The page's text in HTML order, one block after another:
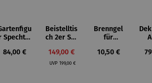
Specht -
Bhire
Regulärer Preis:
84,00 €
Beistelltis
ch 2er Set
Verkaufspreis:
149,00 €
UVP Regulärer Preis:
199,00 €
Brenngel
für
elle -
Regulärer Preis:
10,50 €